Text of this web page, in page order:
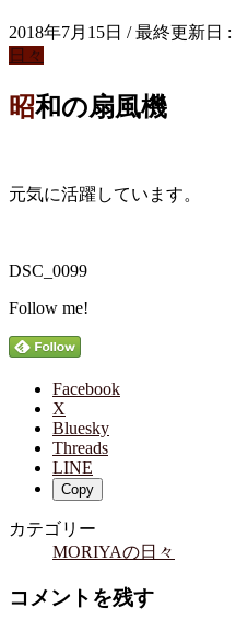
2018年7月15日 / 最終更新日 :
日々
昭和の扇風機
元気に活躍しています。
DSC_0099
Follow me!
Facebook
X
Bluesky
Threads
LINE
Copy
カテゴリー
MORIYAの日々
コメントを残す